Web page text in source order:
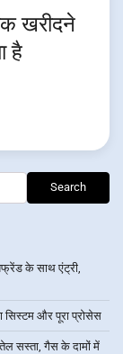
खरीदने
है
Search
के साथ एंट्री,
सिस्टम और पूरा प्रोसेस
सस्ता, गैस के दामों में